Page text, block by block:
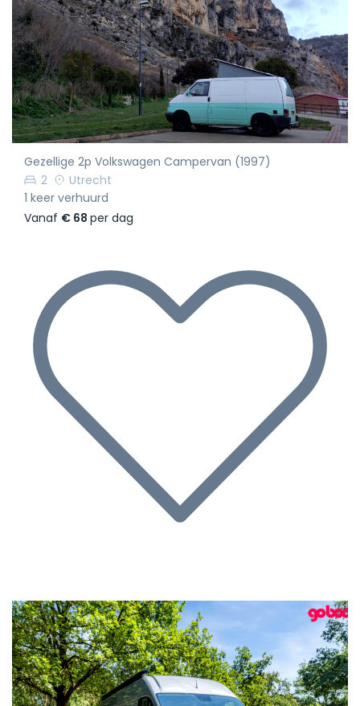
Gezellige 2p Volkswagen Campervan (1997)
2
Utrecht
1 keer verhuurd
Vanaf € 68 per dag